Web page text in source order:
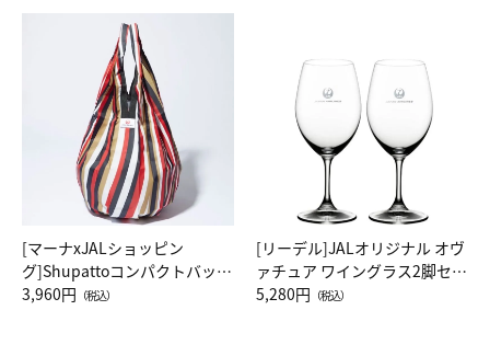
[マーナxJALショッピン
グ]Shupattoコンパクトバッグ
Drop JAL客室乗務員（LC）ス
3,960円 （税込）
[リーデル]JALオリジナル オヴ
ァチュア ワイングラス2脚セッ
ト（レッドワイン）
5,280円 （税込）